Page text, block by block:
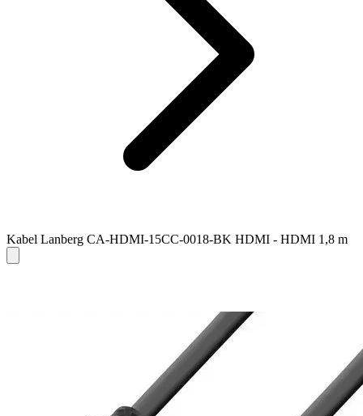
Kabel Lanberg CA-HDMI-15CC-0018-BK HDMI - HDMI 1,8 m